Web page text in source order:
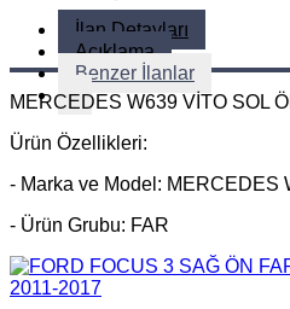
İlan Detayları
Açıklama
Benzer İlanlar
MERCEDES W639 VİTO SOL
Ürün Özellikleri:
- Marka ve Model: MERCEDES
- Ürün Grubu: FAR